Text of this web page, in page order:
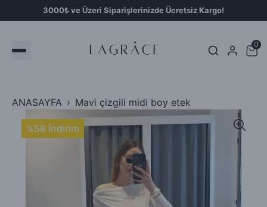
3000₺ ve Üzeri Siparişlerinizde Ücretsiz Kargo!
0
ANASAYFA Mavi çizgili midi boy etek
%58 İndirim